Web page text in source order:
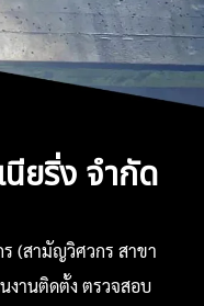
ยริ่ง จำกัด
(สามัญวิศวกร สาขา
งานติดตั้ง ตรวจสอบ